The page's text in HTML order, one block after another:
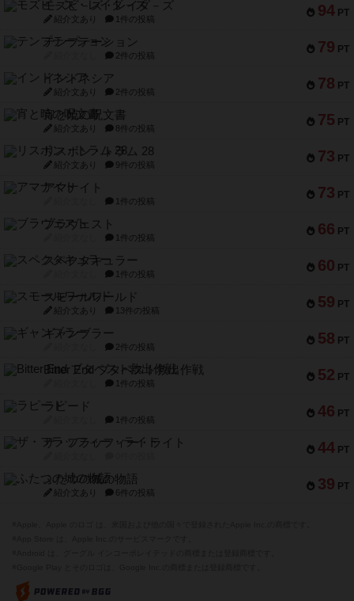
94 PT
モズビ－ズ・レイダ－ズ
紹介文あり 1件の投稿
79 PT
テンプテーション
2件の投稿
78 PT
インドネシア
紹介文あり 2件の投稿
75 PT
宵と暁の呪文書
紹介文あり 8件の投稿
73 PT
リスボン・トラム 28
紹介文あり 9件の投稿
73 PT
アマナイト
1件の投稿
66 PT
ブラヴェスト
1件の投稿
60 PT
スペクタキュラー
1件の投稿
59 PT
スモールワールド
紹介文あり 13件の投稿
58 PT
ギャンブラー
2件の投稿
52 PT
Bitter End ブタペスト救出作戦
1件の投稿
46 PT
ラピード
1件の投稿
44 PT
ザ・フラッフィー・ライト
39 PT
ふたつの城の物語
紹介文あり 6件の投稿